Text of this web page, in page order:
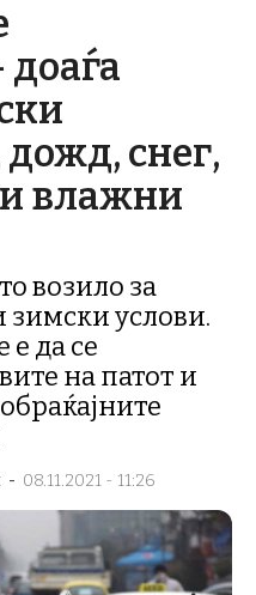
снег,
влажни
возило за
зимски услови.
е да се
на патот и
- 08.11.2021 - 11:26